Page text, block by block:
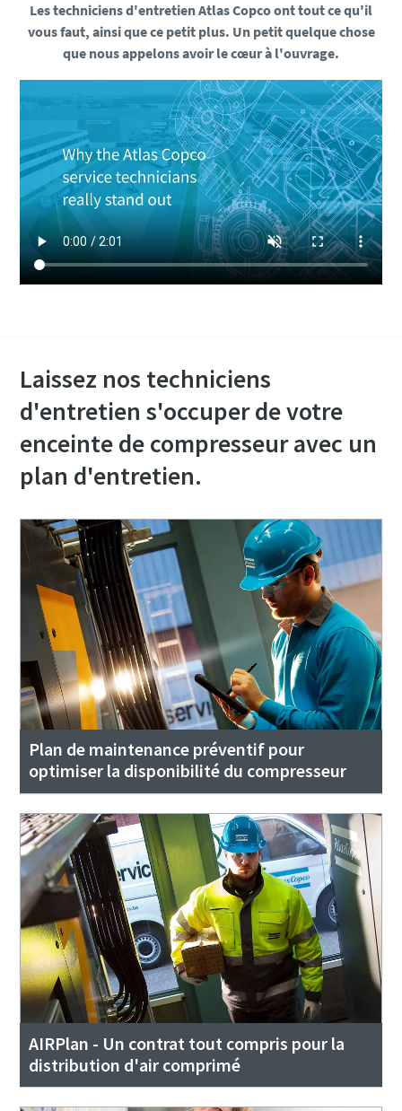
Les techniciens d'entretien Atlas Copco ont tout ce qu'il
vous faut, ainsi que ce petit plus. Un petit quelque chose
que nous appelons avoir le cœur à l'ouvrage.
Laissez nos techniciens
d'entretien s'occuper de votre
enceinte de compresseur avec un
plan d'entretien.
Plan de maintenance préventif pour
optimiser la disponibilité du compresseur
AIRPlan - Un contrat tout compris pour la
distribution d'air comprimé